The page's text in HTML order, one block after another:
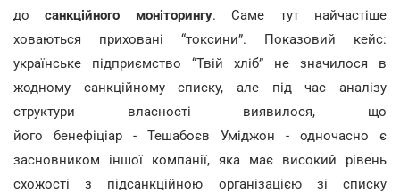
досанкційного моніторингу. Саме тут найчастіше
ховаються приховані “токсини”. Показовий кейс:
українське підприємство “Твій хліб” не значилося в
жодному санкційному списку, але під час аналізу
структури власності виявилося, що
його бенефіціар - Тешабоєв Уміджон - одночасно є
засновником іншої компанії, яка має високий рівень
схожості з підсанкційною організацією зі списку